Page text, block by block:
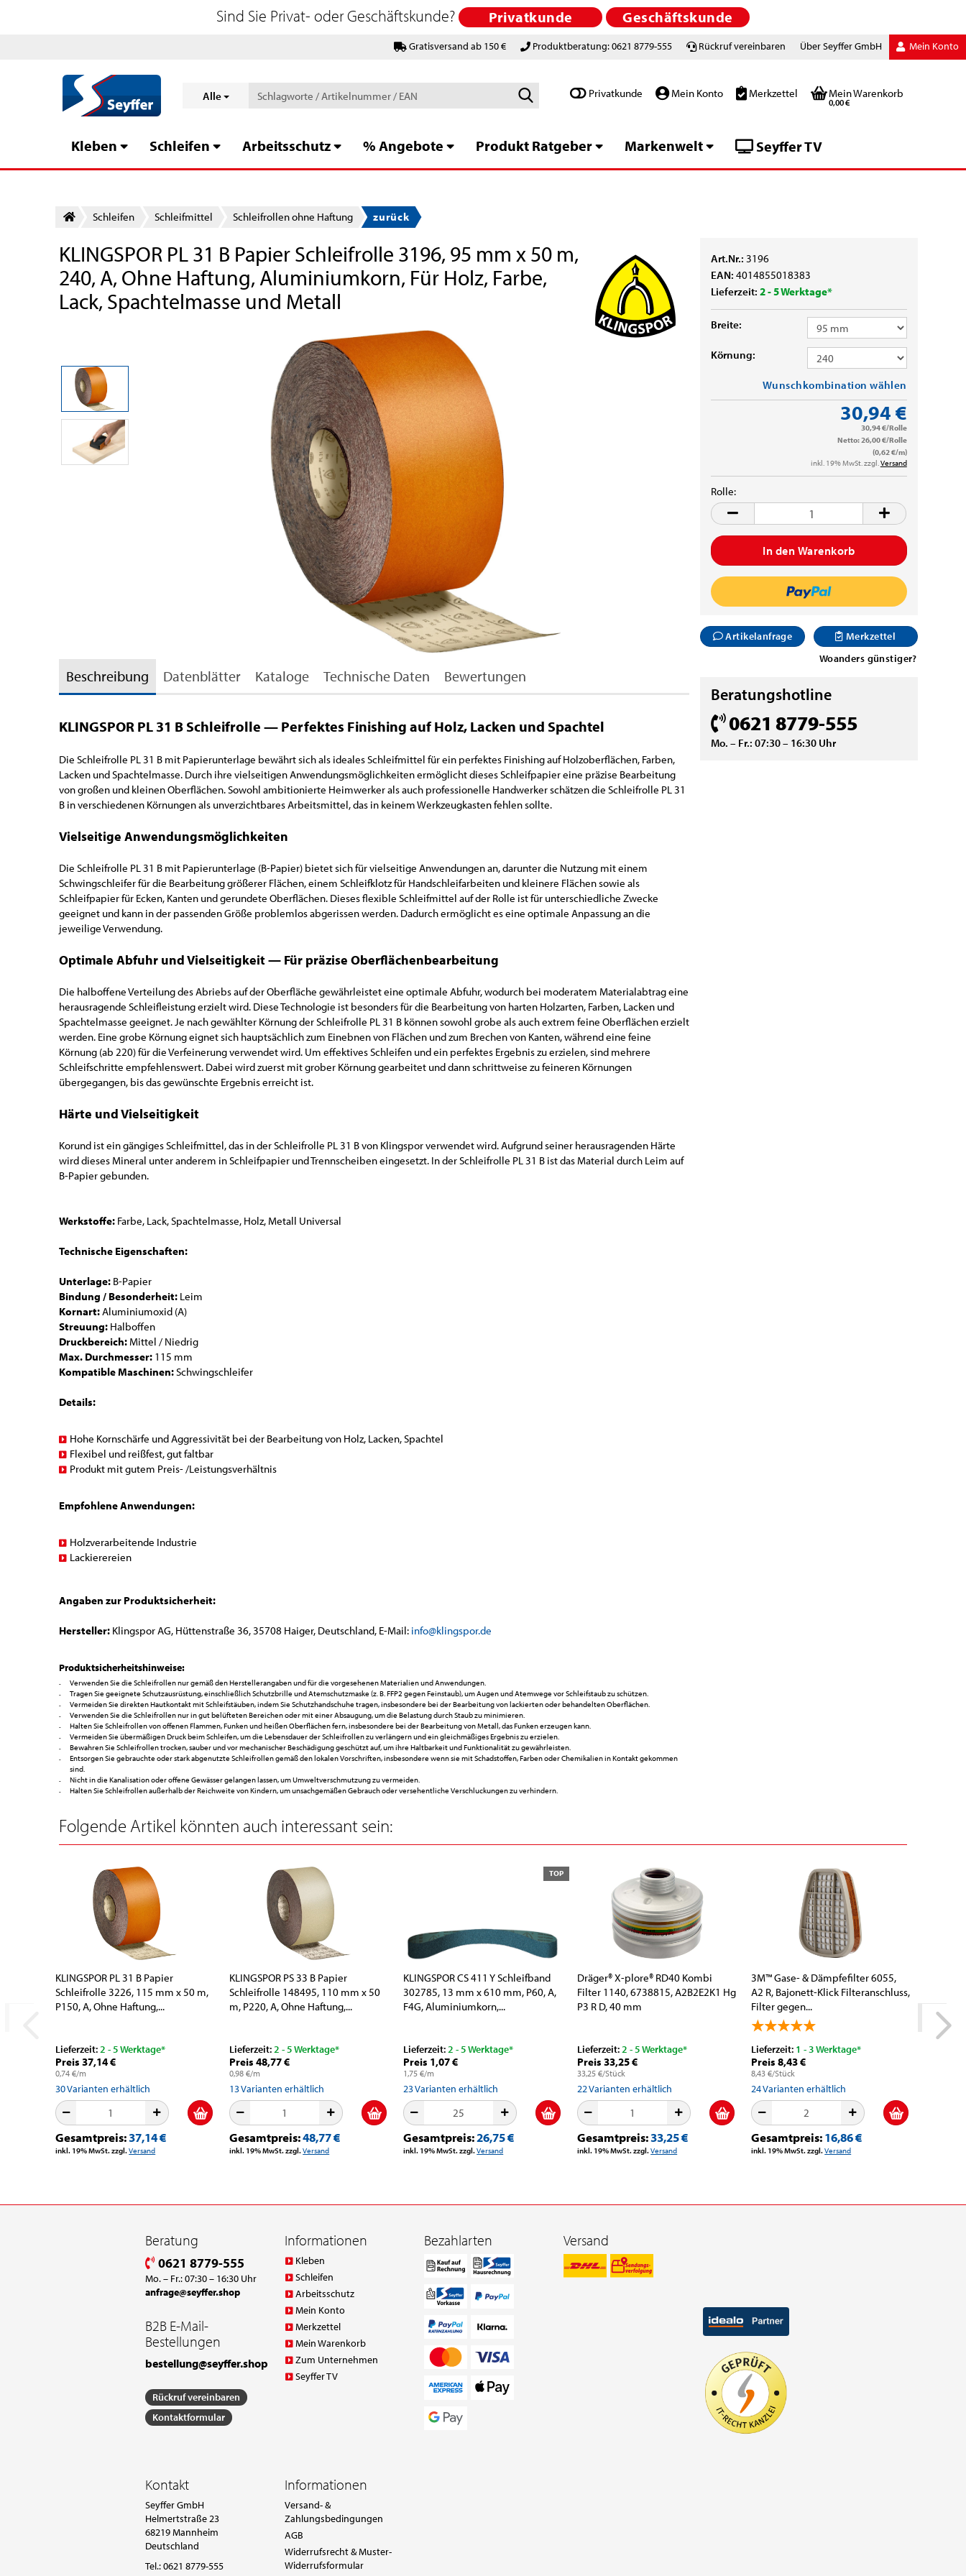
Gratisversand ab 150 € Produktberatung: 0621 8779-555 Rückruf vereinbaren Über Seyffer GmbH Mein Konto
Alle
Schlagworte
EAN
Privatkunde Mein Konto Merkzettel Mein Warenkorb
0,00 €
Sind Sie Privat- oder Geschäftskunde? Privatkunde Geschäftskunde
Kleben Schleifen Arbeitsschutz % Angebote Produkt Ratgeber Markenwelt Seyffer TV
Schleifen Schleifmittel Schleifrollen ohne Haftung zurück
KLINGSPOR PL 31 B Papier Schleifrolle 3196, 95 mm x 50 m,
240, A, Ohne Haftung, Aluminiumkorn, Für Holz, Farbe,
Lack, Spachtelmasse und Metall
Art.Nr.:3196
EAN:4014855018383
Lieferzeit:2 - 5 Werktage*
Breite:
Körnung:
Wunschkombination wählen
30,94 €
30,94 €/Rolle
Netto: 26,00 €/Rolle
(0,62 €/m)
inkl. 19% MwSt. zzgl.Versand
Rolle:
Rolle
Artikelanfrage
Merkzettel
Woanders günstiger?
Beratungshotline
0621 8779-555
Mo. – Fr.: 07:30 – 16:30 Uhr
Beschreibung Datenblätter Kataloge Technische Daten Bewertungen
KLINGSPOR PL 31 B Schleifrolle — Perfektes Finishing auf Holz, Lacken und Spachtel
Die Schleifrolle PL 31 B mit Papierunterlage bewährt sich als ideales Schleifmittel für ein perfektes Finishing auf Holzoberflächen, Farben,
Lacken und Spachtelmasse. Durch ihre vielseitigen Anwendungsmöglichkeiten ermöglicht dieses Schleifpapier eine präzise Bearbeitung
von großen und kleinen Oberflächen. Sowohl ambitionierte Heimwerker als auch professionelle Handwerker schätzen die Schleifrolle PL 31
B in verschiedenen Körnungen als unverzichtbares Arbeitsmittel, das in keinem Werkzeugkasten fehlen sollte.
Vielseitige Anwendungsmöglichkeiten
Die Schleifrolle PL 31 B mit Papierunterlage (B-Papier) bietet sich für vielseitige Anwendungen an, darunter die Nutzung mit einem
Schwingschleifer für die Bearbeitung größerer Flächen, einem Schleifklotz für Handschleifarbeiten und kleinere Flächen sowie als
Schleifpapier für Ecken, Kanten und gerundete Oberflächen. Dieses flexible Schleifmittel auf der Rolle ist für unterschiedliche Zwecke
geeignet und kann in der passenden Größe problemlos abgerissen werden. Dadurch ermöglicht es eine optimale Anpassung an die
jeweilige Verwendung.
Optimale Abfuhr und Vielseitigkeit — Für präzise Oberflächenbearbeitung
Die halboffene Verteilung des Abriebs auf der Oberfläche gewährleistet eine optimale Abfuhr, wodurch bei moderatem Materialabtrag eine
herausragende Schleifleistung erzielt wird. Diese Technologie ist besonders für die Bearbeitung von harten Holzarten, Farben, Lacken und
Spachtelmasse geeignet. Je nach gewählter Körnung der Schleifrolle PL 31 B können sowohl grobe als auch extrem feine Oberflächen erzielt
werden. Eine grobe Körnung eignet sich hauptsächlich zum Einebnen von Flächen und zum Brechen von Kanten, während eine feine
Körnung (ab 220) für die Verfeinerung verwendet wird. Um effektives Schleifen und ein perfektes Ergebnis zu erzielen, sind mehrere
Schleifschritte empfehlenswert. Dabei wird zuerst mit grober Körnung gearbeitet und dann schrittweise zu feineren Körnungen
übergegangen, bis das gewünschte Ergebnis erreicht ist.
Härte und Vielseitigkeit
Korund ist ein gängiges Schleifmittel, das in der Schleifrolle PL 31 B von Klingspor verwendet wird. Aufgrund seiner herausragenden Härte
wird dieses Mineral unter anderem in Schleifpapier und Trennscheiben eingesetzt. In der Schleifrolle PL 31 B ist das Material durch Leim auf
B-Papier gebunden.
Werkstoffe: Farbe, Lack, Spachtelmasse, Holz, Metall Universal
Technische Eigenschaften:
Unterlage: B-Papier
Bindung / Besonderheit: Leim
Kornart:Aluminiumoxid (A)
Streuung: Halboffen
Druckbereich: Mittel / Niedrig
Max. Durchmesser: 115 mm
Kompatible Maschinen:Schwingschleifer
Details:
Hohe Kornschärfe und Aggressivität bei der Bearbeitung von Holz, Lacken, Spachtel
Flexibel und reißfest, gut faltbar
Produkt mit gutem Preis- /Leistungsverhältnis
Empfohlene Anwendungen:
Holzverarbeitende Industrie
Lackierereien
Angaben zur Produktsicherheit:
Hersteller: Klingspor AG, Hüttenstraße 36, 35708 Haiger, Deutschland, E-Mail: info@klingspor.de
Produktsicherheitshinweise:
Verwenden Sie die Schleifrollen nur gemäß den Herstellerangaben und für die vorgesehenen Materialien und Anwendungen.
Tragen Sie geeignete Schutzausrüstung, einschließlich Schutzbrille und Atemschutzmaske (z. B. FFP2 gegen Feinstaub), um Augen und Atemwege vor Schleifstaub zu schützen.
Vermeiden Sie direkten Hautkontakt mit Schleifstäuben, indem Sie Schutzhandschuhe tragen, insbesondere bei der Bearbeitung von lackierten oder behandelten Oberflächen.
Verwenden Sie die Schleifrollen nur in gut belüfteten Bereichen oder mit einer Absaugung, um die Belastung durch Staub zu minimieren.
Halten Sie Schleifrollen von offenen Flammen, Funken und heißen Oberflächen fern, insbesondere bei der Bearbeitung von Metall, das Funken erzeugen kann.
Vermeiden Sie übermäßigen Druck beim Schleifen, um die Lebensdauer der Schleifrollen zu verlängern und ein gleichmäßiges Ergebnis zu erzielen.
Bewahren Sie Schleifrollen trocken, sauber und vor mechanischer Beschädigung geschützt auf, um ihre Haltbarkeit und Funktionalität zu gewährleisten.
Entsorgen Sie gebrauchte oder stark abgenutzte Schleifrollen gemäß den lokalen Vorschriften, insbesondere wenn sie mit Schadstoffen, Farben oder Chemikalien in Kontakt gekommen
sind.
Nicht in die Kanalisation oder offene Gewässer gelangen lassen, um Umweltverschmutzung zu vermeiden.
Halten Sie Schleifrollen außerhalb der Reichweite von Kindern, um unsachgemäßen Gebrauch oder versehentliche Verschluckungen zu verhindern.
Folgende Artikel könnten auch interessant sein:
KLINGSPOR PL 31 B Papier
Schleifrolle 3226, 115 mm x 50 m,
P150, A, Ohne Haftung,...
Lieferzeit:2 - 5 Werktage*
Preis 37,14 €
0,74 €/m
30Varianten erhältlich
Gesamtpreis:37,14 €
inkl. 19% MwSt. zzgl.Versand
KLINGSPOR PS 33 B Papier
Schleifrolle 148495, 110 mm x 50
m, P220, A, Ohne Haftung,...
Lieferzeit:2 - 5 Werktage*
Preis 48,77 €
0,98 €/m
13Varianten erhältlich
Gesamtpreis:48,77 €
inkl. 19% MwSt. zzgl.Versand
TOP
KLINGSPOR CS 411 Y Schleifband
302785, 13 mm x 610 mm, P60, A,
F4G, Aluminiumkorn,...
Lieferzeit:2 - 5 Werktage*
Preis 1,07 €
1,75 €/m
23Varianten erhältlich
Gesamtpreis:26,75 €
inkl. 19% MwSt. zzgl.Versand
Dräger® X-plore® RD40 Kombi
Filter 1140, 6738815, A2B2E2K1 Hg
P3 R D, 40 mm
Lieferzeit:2 - 5 Werktage*
Preis 33,25 €
33,25 €/Stück
22Varianten erhältlich
Gesamtpreis:33,25 €
inkl. 19% MwSt. zzgl.Versand
3M™ Gase- & Dämpfefilter 6055,
A2 R, Bajonett-Klick Filteranschluss,
Filter gegen...
Lieferzeit: 1 - 3 Werktage*
Preis 8,43 €
8,43 €/Stück
24Varianten erhältlich
Gesamtpreis:16,86 €
inkl. 19% MwSt. zzgl.Versand
Beratung
0621 8779-555
Mo. – Fr.: 07:30 – 16:30 Uhr
anfrage@seyffer.shop
B2B E-Mail-
Bestellungen
bestellung@seyffer.shop
Rückruf vereinbaren
Kontaktformular
Informationen
Kleben
Schleifen
Arbeitsschutz
Mein Konto
Merkzettel
Mein Warenkorb
Zum Unternehmen
Seyffer TV
Bezahlarten Versand
Kontakt
Seyffer GmbH
Helmertstraße 23
68219 Mannheim
Deutschland
Tel.:0621 8779-555
Informationen
Versand- &
Zahlungsbedingungen
AGB
Widerrufsrecht & Muster-
Widerrufsformular